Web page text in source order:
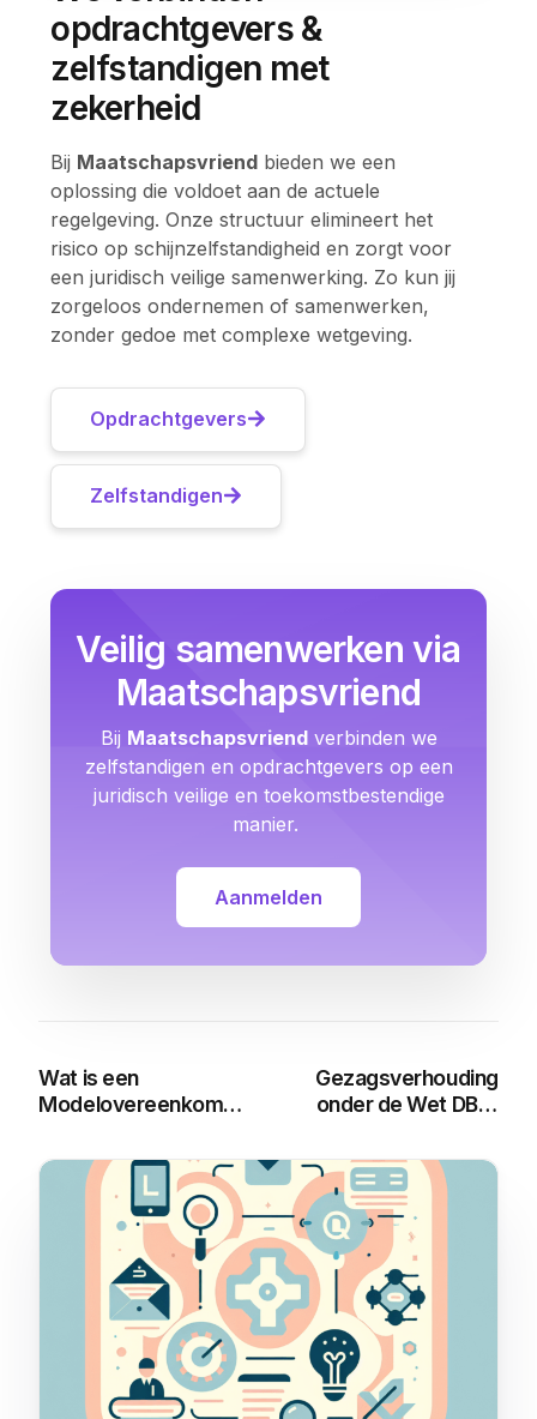
opdrachtgevers &
zelfstandigen met
zekerheid
Bij Maatschapsvriend bieden we een
oplossing die voldoet aan de actuele
regelgeving. Onze structuur elimineert het
risico op schijnzelfstandigheid en zorgt voor
een juridisch veilige samenwerking. Zo kun jij
zorgeloos ondernemen of samenwerken,
zonder gedoe met complexe wetgeving.
Opdrachtgevers
Zelfstandigen
Veilig samenwerken via
Maatschapsvriend
Bij Maatschapsvriendverbinden we
zelfstandigen en opdrachtgevers op een
juridisch veilige en toekomstbestendige
manier.
Aanmelden
Wat is een
Modelovereenkomst
Regels
Gezagsverhouding
onder de Wet DBA:
weten
You may also like